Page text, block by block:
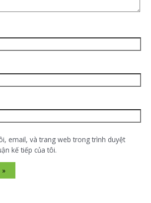
email, và trang web trong trình duyệt
kế tiếp của tôi.